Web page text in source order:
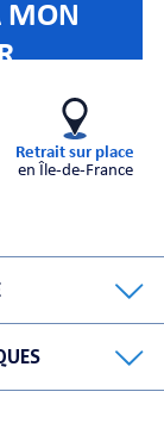
MON
Retrait sur place
en Île-de-France